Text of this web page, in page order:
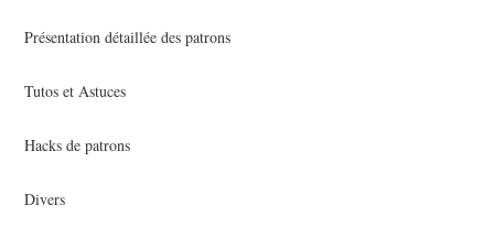
Présentation détaillée des patrons
Tutos et Astuces
Hacks de patrons
Divers